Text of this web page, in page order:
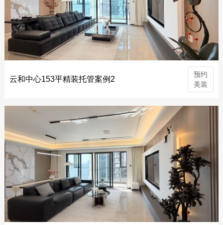
云和中心153平精装托管案例2
预约
美装